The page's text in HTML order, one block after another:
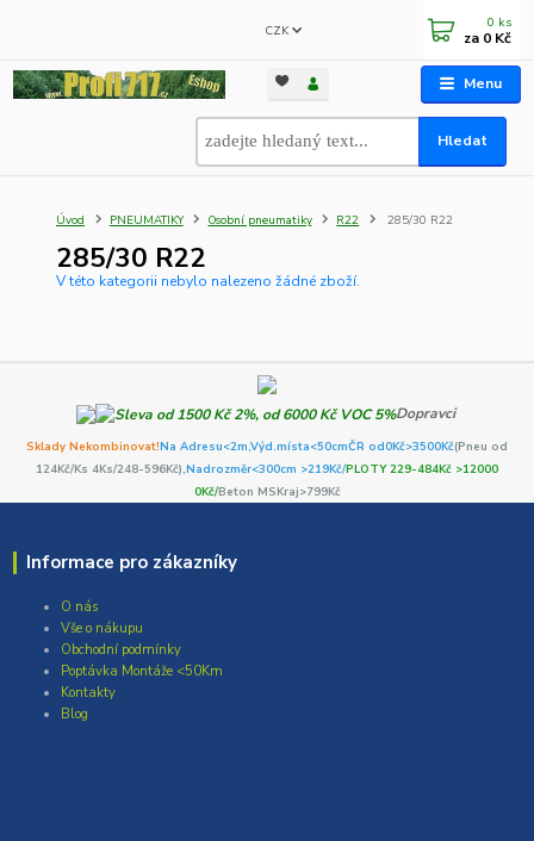
Menu
CZK
Hledat
0 ks
za 0 Kč
Úvod PNEUMATIKY Osobní pneumatiky R22 285/30 R22
285/30 R22
V této kategorii nebylo nalezeno žádné zboží.
Dopravci
Sklady Nekombinovat!Na Adresu<2m,Výd.místa<50cmČR od0Kč>3500Kč(Pneu od
124Kč/Ks 4Ks/248-596Kč),Nadrozměr<300cm >219Kč/PLOTY 229-484Kč >12000
0Kč/Beton MSKraj>799Kč
Informace pro zákazníky
O nás
Vše o nákupu
Obchodní podmínky
Poptávka Montáže <50Km
Kontakty
Blog